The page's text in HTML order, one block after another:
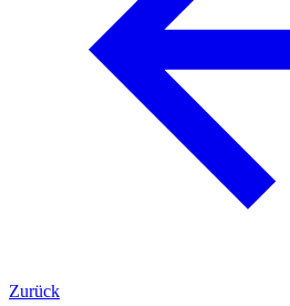
Zurück